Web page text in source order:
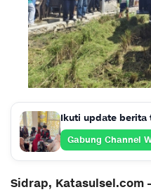
Ikuti update berita
Gabung Channel
Sidrap, Katasulsel.com